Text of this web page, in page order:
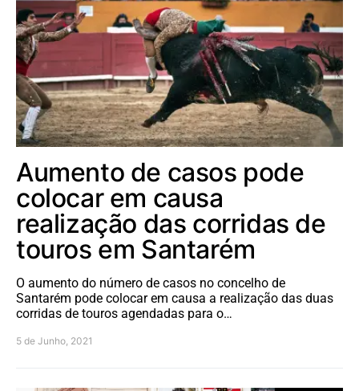
Aumento de casos pode
colocar em causa
realização das corridas de
touros em Santarém
O aumento do número de casos no concelho de
Santarém pode colocar em causa a realização das duas
corridas de touros agendadas para o…
5 de Junho, 2021